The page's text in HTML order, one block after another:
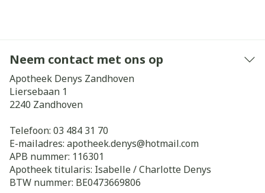
Neem contact met ons op
Apotheek Denys Zandhoven
Liersebaan 1
2240 Zandhoven
Telefoon: 03 484 31 70
E-mailadres: apotheek.denys@hotmail.com
APB nummer: 116301
Apotheek titularis: Isabelle / Charlotte Denys
BTW nummer: BE0473669806